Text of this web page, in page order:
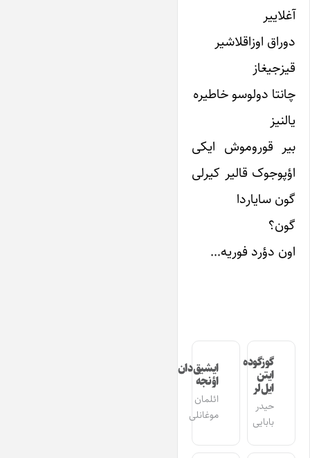
آغلاییر
دوراق اوزاقلاشیر
قیزجیغاز
چانتا دولوسو خاطیره
یالنیز
بیر قوروموش ایکی
اؤپوجوک قالیر کیرلی
گون سایاردا
گون؟
اون دؤرد فوریه…
گوزگوده
ایتن
ایل‌لر
حیدر
بابایی
ایشیق‌دان
اؤنجه
ائلمان
موغانلی